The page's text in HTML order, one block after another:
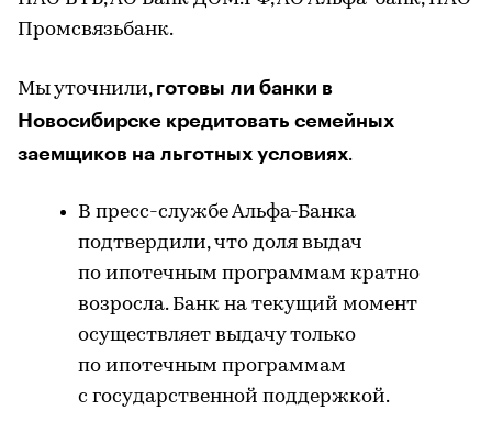
Промсвязьбанк.
Мы уточнили, готовы ли банки в
Новосибирске кредитовать семейных
заемщиков на льготных условиях.
В пресс-службе Альфа-Банка
подтвердили, что доля выдач
по ипотечным программам кратно
возросла. Банк на текущий момент
осуществляет выдачу только
по ипотечным программам
с государственной поддержкой.